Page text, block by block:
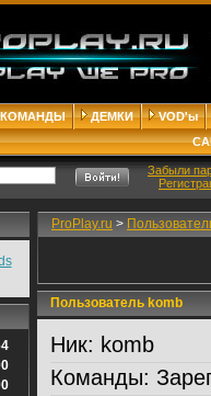
КОМАНДЫ ДЕМКИ
VOD'ы
Забыли
ProPlay.ru >
Пользователь komb
Ник: komb
Команды: